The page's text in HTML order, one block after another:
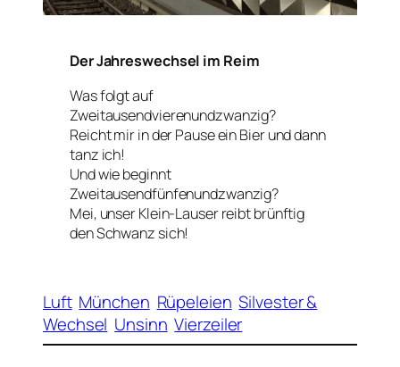
Der Jahreswechsel im Reim
Was folgt auf
Zweitausendvierenundzwanzig?
Reicht mir in der Pause ein Bier und dann
tanz ich!
Und wie beginnt
Zweitausendfünfenundzwanzig?
Mei, unser Klein-Lauser reibt brünftig
den Schwanz sich!
Luft München Rüpeleien Silvester &
Wechsel Unsinn Vierzeiler